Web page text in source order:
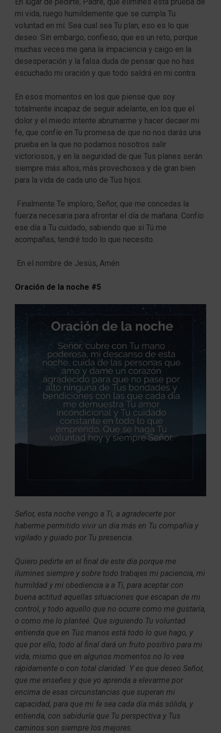
mi vida, ruego humildemente que se cumpla Tu
voluntad en mí. Sea cual sea Tu plan, eso es lo que
deseo. Sin embargo, confieso, que es un reto, porque
muchas veces me gana la impaciencia y caigo en la
desesperación y la falsa duda de pensar que no has
escuchado mi oración y que todo saldrá en mi contra.
En esos momentos en los que piense que soy
totalmente incapaz de seguir adelante, en los que el
dolor y el miedo intente abrumarme y hacer decaer mi
fe, que confíe en Tu promesa de que no nos darás una
prueba en la que no podamos nosotros salir
victoriosos, y en la seguridad de que Tus planes serán
siempre más altos, más provechosos y de gran bien
para la vida de cada uno de Tus hijos.
Finalmente Te imploro, Señor, que me concedas la
fuerza necesaria para afrontar el día de mañana. Confío
ese día a Tu cuidado, sabiendo que si Tú me
acompañas, tendré todo lo que necesito.
En el nombre de Jesús, Amén.
Oración de la noche #5
Señor, esta noche vengo a Ti, a agradecerte por
haberme permitido vivir un día más en Tu compañía y
vigilado y guiado por Tu presencia.
Quiero pedirte en el final de este día porque me
ilumines siempre y sobre todo trabajes mi paciencia, mi
humildad y mi obediencia a a Ti, para aceptar con
buena actitud aquellas situaciones que escapan de mi
control, y todo aquello que no ocurre como me gustaría,
o como me lo planteé. Que siguiendo Tu voluntad
entienda que en Tus manos está todo lo que hago, y
que por ello, todo al final dará un fruto positivo para mi
vida, mismo que en algunos momentos no lo vea
rápidamente o con total claridad. Y es que deseo Señor,
que me enseñes y que yo aprenda a elevarme por
encima de esas circunstancias que superan mi
capacidad, para que mi fe sea cada día más sólida, y
entienda, con sabiduría que Tu perspectiva y Tus
caminos son siempre los mejores.